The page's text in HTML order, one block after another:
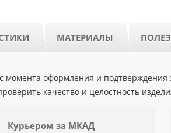
МАТЕРИАЛЫ
момента оформления и
качество и целостность
Курьером за МКАД